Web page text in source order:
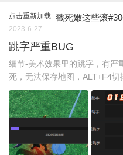
点击重新加载 戳死嫩这些滚
2023-6-27
跳字严重BUG
细节-美术效果里的跳字，有严
死，无法保存地图，ALT+F4切